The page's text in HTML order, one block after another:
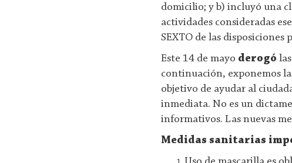
domicilio; y b) incluyó una
actividades consideradas
SEXTO de las disposiciones
Este 14 de mayo derogó
continuación, exponemos
objetivo de ayudar al
inmediata. No es un
informativos. Las nuevas
Medidas sanitarias